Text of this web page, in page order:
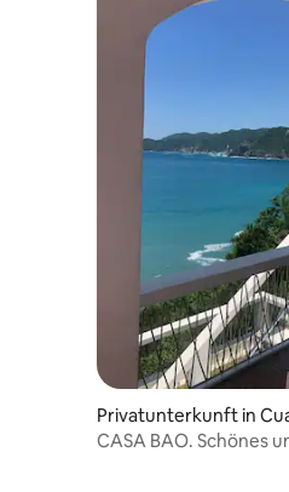
Privatunterkunft in
te
CASA BAO. Schönes